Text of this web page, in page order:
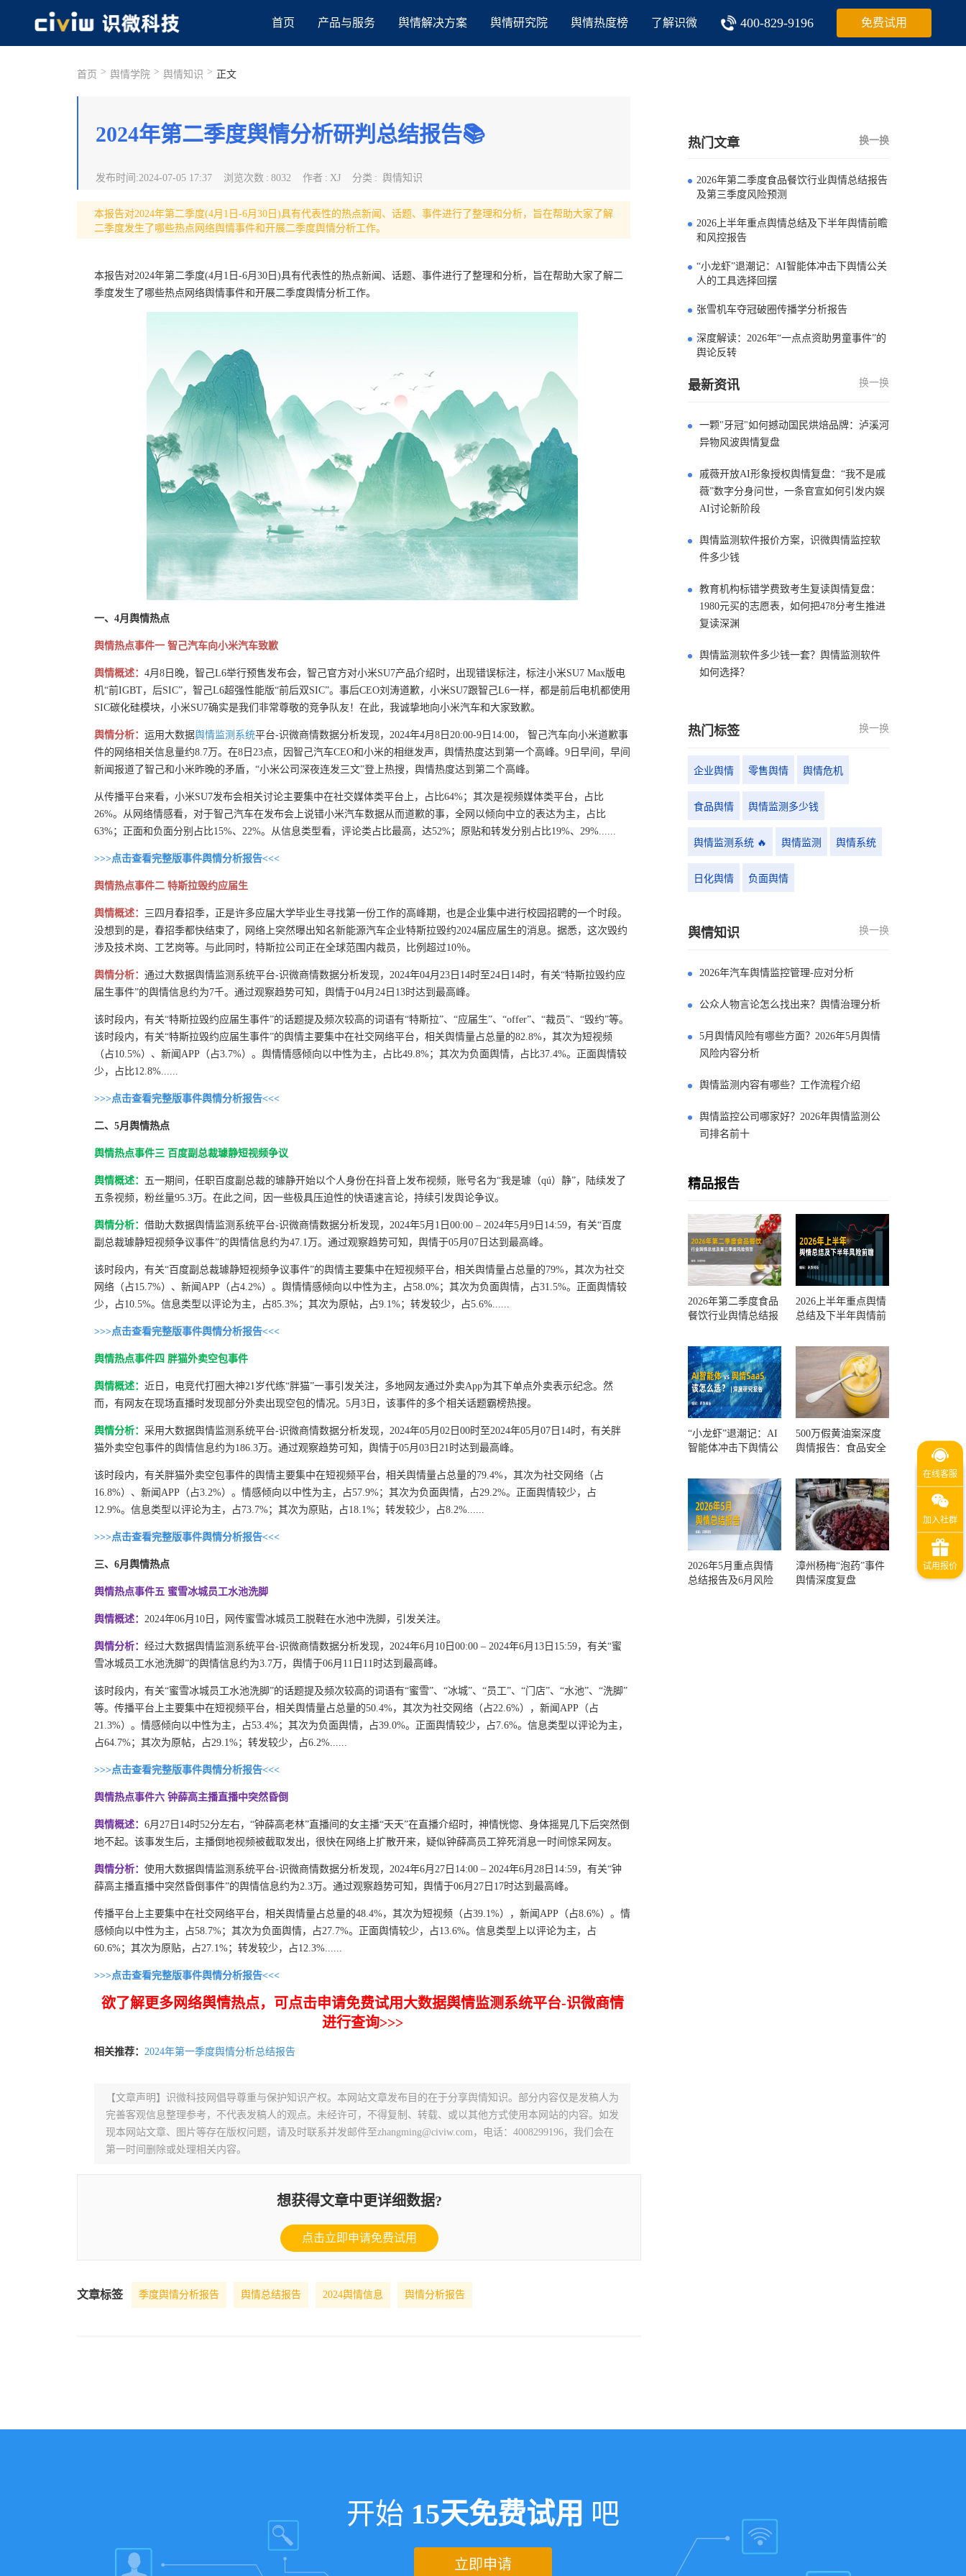
首页 产品与服务 舆情解决方案 舆情研究院 舆情热度榜 了解识微 400-829-9196 免费试用
首页 > 舆情学院 > 舆情知识 > 正文
2024年第二季度舆情分析研判总结报告📚
发布时间 :2024-07-05 17:37 浏览次数 : 8032 作者 : XJ 分类 : 舆情知识
本报告对2024年第二季度(4月1日-6月30日)具有代表性的热点新闻、话题、事件进行了整理和分析，旨在帮助大家了解
二季度发生了哪些热点网络舆情事件和开展二季度舆情分析工作。
本报告对2024年第二季度(4月1日-6月30日)具有代表性的热点新闻、话题、事件进行了整理和分析，旨在帮助大家了解二
季度发生了哪些热点网络舆情事件和开展二季度舆情分析工作。
一、4月舆情热点
舆情热点事件一 智己汽车向小米汽车致歉
舆情概述： 4月8日晚，智己L6举行预售发布会，智己官方对小米SU7产品介绍时，出现错误标注，标注小米SU7 Max版电
机“前IGBT，后SIC”，智己L6超强性能版“前后双SIC”。事后CEO刘涛道歉，小米SU7跟智己L6一样，都是前后电机都使用
SIC碳化硅模块，小米SU7确实是我们非常尊敬的竞争队友！在此，我诚挚地向小米汽车和大家致歉。
舆情分析： 运用大数据舆情监测系统平台-识微商情数据分析发现，2024年4月8日20:00-9日14:00， 智己汽车向小米道歉事
件的网络相关信息量约8.7万。在8日23点，因智己汽车CEO和小米的相继发声，舆情热度达到第一个高峰。9日早间，早间
新闻报道了智己和小米昨晚的矛盾，“小米公司深夜连发三文”登上热搜，舆情热度达到第二个高峰。
从传播平台来看，小米SU7发布会相关讨论主要集中在社交媒体类平台上，占比64%；其次是视频媒体类平台，占比
26%。从网络情感看，对于智己汽车在发布会上说错小米汽车数据从而道歉的事，全网以倾向中立的表达为主，占比
63%；正面和负面分别占比15%、22%。从信息类型看，评论类占比最高，达52%；原贴和转发分别占比19%、29%......
>>>点击查看完整版事件舆情分析报告<<<
舆情热点事件二 特斯拉毁约应届生
舆情概述： 三四月春招季，正是许多应届大学毕业生寻找第一份工作的高峰期，也是企业集中进行校园招聘的一个时段。
没想到的是，春招季都快结束了，网络上突然曝出知名新能源汽车企业特斯拉毁约2024届应届生的消息。据悉，这次毁约
涉及技术岗、工艺岗等。与此同时，特斯拉公司正在全球范围内裁员，比例超过10％。
舆情分析： 通过大数据舆情监测系统平台-识微商情数据分析发现，2024年04月23日14时至24日14时，有关“特斯拉毁约应
届生事件”的舆情信息约为7千。通过观察趋势可知，舆情于04月24日13时达到最高峰。
该时段内，有关“特斯拉毁约应届生事件”的话题提及频次较高的词语有“特斯拉”、“应届生”、“offer”、“裁员”、“毁约”等。
该时段内，有关“特斯拉毁约应届生事件”的舆情主要集中在社交网络平台，相关舆情量占总量的82.8%，其次为短视频
（占10.5%）、新闻APP（占3.7%）。舆情情感倾向以中性为主，占比49.8%；其次为负面舆情，占比37.4%。正面舆情较
少，占比12.8%......
>>>点击查看完整版事件舆情分析报告<<<
二、5月舆情热点
舆情热点事件三 百度副总裁璩静短视频争议
舆情概述： 五一期间，任职百度副总裁的璩静开始以个人身份在抖音上发布视频，账号名为“我是璩（qú）静”，陆续发了
五条视频，粉丝量95.3万。在此之间，因一些极具压迫性的快语速言论，持续引发舆论争议。
舆情分析： 借助大数据舆情监测系统平台-识微商情数据分析发现，2024年5月1日00:00 – 2024年5月9日14:59，有关“百度
副总裁璩静短视频争议事件”的舆情信息约为47.1万。通过观察趋势可知，舆情于05月07日达到最高峰。
该时段内，有关“百度副总裁璩静短视频争议事件”的舆情主要集中在短视频平台，相关舆情量占总量的79%，其次为社交
网络（占15.7%）、新闻APP（占4.2%）。舆情情感倾向以中性为主，占58.0%；其次为负面舆情，占31.5%。正面舆情较
少，占10.5%。信息类型以评论为主，占85.3%；其次为原帖，占9.1%；转发较少，占5.6%......
>>>点击查看完整版事件舆情分析报告<<<
舆情热点事件四 胖猫外卖空包事件
舆情概述： 近日，电竞代打圈大神21岁代练“胖猫”一事引发关注，多地网友通过外卖App为其下单点外卖表示纪念。然
而，有网友在现场直播时发现部分外卖出现空包的情况。5月3日，该事件的多个相关话题霸榜热搜。
舆情分析： 采用大数据舆情监测系统平台-识微商情数据分析发现，2024年05月02日00时至2024年05月07日14时，有关胖
猫外卖空包事件的舆情信息约为186.3万。通过观察趋势可知，舆情于05月03日21时达到最高峰。
该时段内，有关胖猫外卖空包事件的舆情主要集中在短视频平台，相关舆情量占总量的79.4%，其次为社交网络（占
16.8%）、新闻APP（占3.2%）。情感倾向以中性为主，占57.9%；其次为负面舆情，占29.2%。正面舆情较少，占
12.9%。信息类型以评论为主，占73.7%；其次为原贴，占18.1%；转发较少，占8.2%......
>>>点击查看完整版事件舆情分析报告<<<
三、6月舆情热点
舆情热点事件五 蜜雪冰城员工水池洗脚
舆情概述： 2024年06月10日，网传蜜雪冰城员工脱鞋在水池中洗脚，引发关注。
舆情分析： 经过大数据舆情监测系统平台-识微商情数据分析发现，2024年6月10日00:00 – 2024年6月13日15:59，有关“蜜
雪冰城员工水池洗脚”的舆情信息约为3.7万，舆情于06月11日11时达到最高峰。
该时段内，有关“蜜雪冰城员工水池洗脚”的话题提及频次较高的词语有“蜜雪”、“冰城”、“员工”、“门店”、“水池”、“洗脚”
等。传播平台上主要集中在短视频平台，相关舆情量占总量的50.4%，其次为社交网络（占22.6%），新闻APP（占
21.3%）。情感倾向以中性为主，占53.4%；其次为负面舆情，占39.0%。正面舆情较少，占7.6%。信息类型以评论为主，
占64.7%；其次为原帖，占29.1%；转发较少，占6.2%......
>>>点击查看完整版事件舆情分析报告<<<
舆情热点事件六 钟薛高主播直播中突然昏倒
舆情概述： 6月27日14时52分左右，“钟薛高老林”直播间的女主播“天天”在直播介绍时，神情恍惚、身体摇晃几下后突然倒
地不起。该事发生后，主播倒地视频被截取发出，很快在网络上扩散开来，疑似钟薛高员工猝死消息一时间惊呆网友。
舆情分析： 使用大数据舆情监测系统平台-识微商情数据分析发现，2024年6月27日14:00 – 2024年6月28日14:59，有关“钟
薛高主播直播中突然昏倒事件”的舆情信息约为2.3万。通过观察趋势可知，舆情于06月27日17时达到最高峰。
传播平台上主要集中在社交网络平台，相关舆情量占总量的48.4%，其次为短视频（占39.1%），新闻APP（占8.6%）。情
感倾向以中性为主，占58.7%；其次为负面舆情，占27.7%。正面舆情较少，占13.6%。信息类型上以评论为主，占
60.6%；其次为原贴，占27.1%；转发较少，占12.3%......
>>>点击查看完整版事件舆情分析报告<<<
欲了解更多网络舆情热点，可点击申请免费试用大数据舆情监测系统平台-识微商情
进行查询>>>
相关推荐： 2024年第一季度舆情分析总结报告
【文章声明】识微科技网倡导尊重与保护知识产权。本网站文章发布目的在于分享舆情知识。部分内容仅是发稿人为
完善客观信息整理参考，不代表发稿人的观点。未经许可，不得复制、转载、或以其他方式使用本网站的内容。如发
现本网站文章、图片等存在版权问题，请及时联系并发邮件至zhangming@civiw.com，电话：4008299196，我们会在
第一时间删除或处理相关内容。
想获得文章中更详细数据?
点击立即申请免费试用
文章标签 季度舆情分析报告 舆情总结报告 2024舆情信息 舆情分析报告
热门文章 换一换
2026年第二季度食品餐饮行业舆情总结报告
及第三季度风险预测
2026上半年重点舆情总结及下半年舆情前瞻
和风控报告
“小龙虾”退潮记：AI智能体冲击下舆情公关
人的工具选择回摆
张雪机车夺冠破圈传播学分析报告
深度解读：2026年“一点点资助男童事件”的
舆论反转
最新资讯 换一换
一颗"牙冠"如何撼动国民烘焙品牌：泸溪河
异物风波舆情复盘
戚薇开放AI形象授权舆情复盘：“我不是戚
薇”数字分身问世，一条官宣如何引发内娱
AI讨论新阶段
舆情监测软件报价方案，识微舆情监控软
件多少钱
教育机构标错学费致考生复读舆情复盘：
1980元买的志愿表，如何把478分考生推进
复读深渊
舆情监测软件多少钱一套？舆情监测软件
如何选择？
热门标签 换一换
企业舆情 零售舆情 舆情危机
食品舆情 舆情监测多少钱
舆情监测系统 🔥 舆情监测 舆情系统
日化舆情 负面舆情
舆情知识 换一换
2026年汽车舆情监控管理-应对分析
公众人物言论怎么找出来？舆情治理分析
5月舆情风险有哪些方面？2026年5月舆情
风险内容分析
舆情监测内容有哪些？工作流程介绍
舆情监控公司哪家好？2026年舆情监测公
司排名前十
精品报告
2026年第二季度食品
餐饮行业舆情总结报
测
2026上半年重点舆情
总结及下半年舆情前
“小龙虾”退潮记：AI
智能体冲击下舆情公
500万假黄油案深度
舆情报告：食品安全
一环？
2026年5月重点舆情
总结报告及6月风险
漳州杨梅“泡药”事件
舆情深度复盘
开始 15天免费试用 吧
立即申请